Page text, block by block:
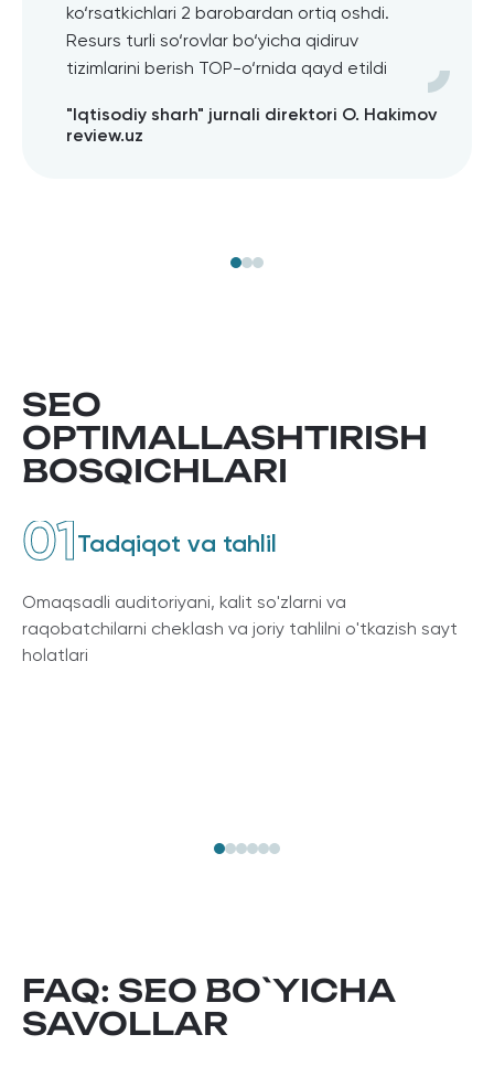
ko‘rsatkichlari 2 barobardan ortiq oshdi.
Resurs turli so‘rovlar bo‘yicha qidiruv
tizimlarini berish TOP-o‘rnida qayd etildi
"Iqtisodiy sharh" jurnali direktori O. Hakimov
review.uz
SEO
OPTIMALLASHTIRISH
BOSQICHLARI
01Tadqiqot va tahlil
Оmaqsadli auditoriyani, kalit so'zlarni va
raqobatchilarni cheklash va joriy tahlilni o'tkazish sayt
holatlari
FAQ: SEO BO`YICHA
SAVOLLAR